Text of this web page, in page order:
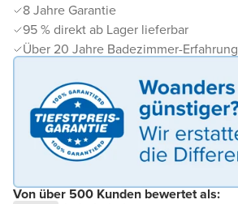
8 Jahre Garantie
95 % direkt ab Lager lieferbar
Über 20 Jahre Badezimmer-Erfahrung
Von über 500 Kunden bewertet als: